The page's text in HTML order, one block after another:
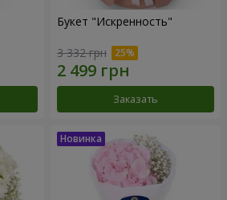
Букет "Искренность"
3 332 грн
Заказать